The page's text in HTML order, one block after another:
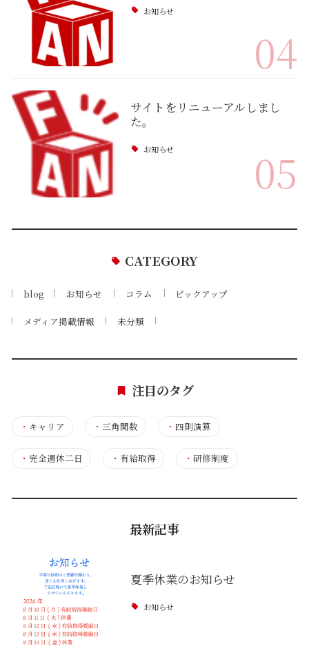
お知らせ
04
サイトをリニューアルしまし
た。
お知らせ 05
CATEGORY
blog お知らせ コラム ピックアップ
メディア掲載情報 未分類
注目のタグ
・ キャリア ・三角関数 ・ 四則演算
・ 完全週休二日 ・有給取得 ・研修制度
最新記事
夏季休業のお知らせ
お知らせ